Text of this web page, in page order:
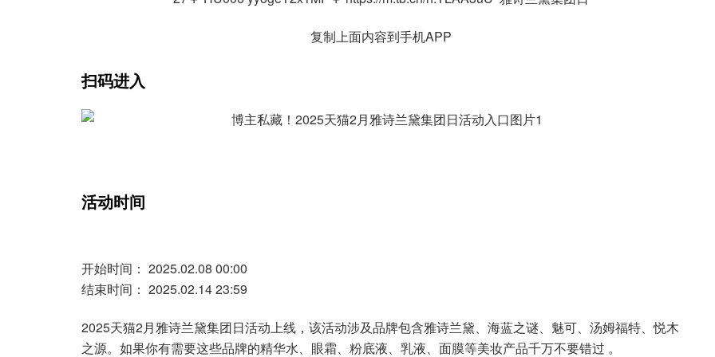
复制上面内容到手机APP
扫码进入
活动时间
开始时间： 2025.02.08 00:00
结束时间： 2025.02.14 23:59
2025天猫2月雅诗兰黛集团日活动上线，该活动涉及品牌包含雅诗兰黛、海蓝之谜、魅可、汤姆福特、悦木
之源。如果你有需要这些品牌的精华水、眼霜、粉底液、乳液、面膜等美妆产品千万不要错过 。